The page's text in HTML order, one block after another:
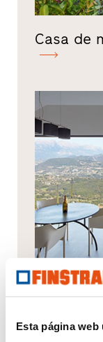
Esta página
Casa de
Moradia